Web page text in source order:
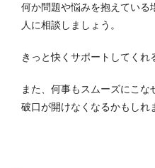
何か問題や悩みを抱えている
人に相談しましょう。
きっと快くサポートしてくれ
また、何事もスムーズにこ
破口が開けなくなるかもしれ